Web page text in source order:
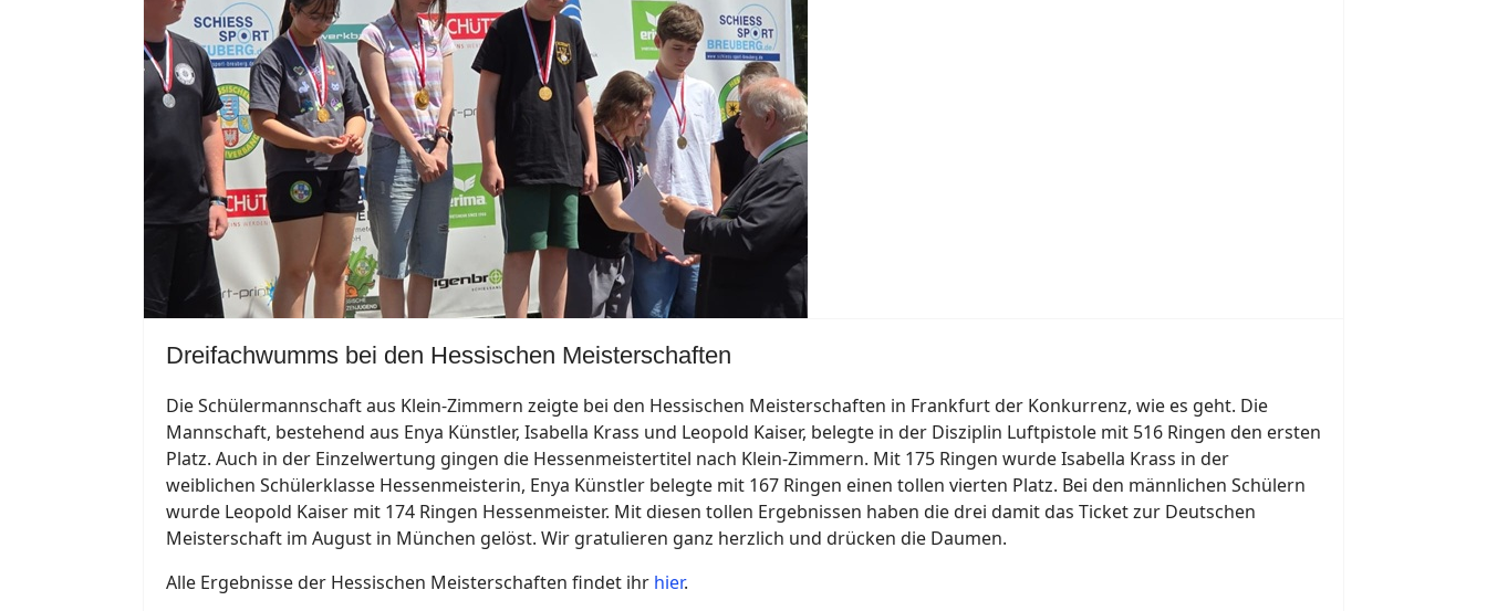
Dreifachwumms bei den Hessischen Meisterschaften
Die Schülermannschaft aus Klein-Zimmern zeigte bei den Hessischen Meisterschaften in Frankfurt der Konkurrenz, wie es geht. Die
Mannschaft, bestehend aus Enya Künstler, Isabella Krass und Leopold Kaiser, belegte in der Disziplin Luftpistole mit 516 Ringen den ersten
Platz. Auch in der Einzelwertung gingen die Hessenmeistertitel nach Klein-Zimmern. Mit 175 Ringen wurde Isabella Krass in der
weiblichen Schülerklasse Hessenmeisterin, Enya Künstler belegte mit 167 Ringen einen tollen vierten Platz. Bei den männlichen Schülern
wurde Leopold Kaiser mit 174 Ringen Hessenmeister. Mit diesen tollen Ergebnissen haben die drei damit das Ticket zur Deutschen
Meisterschaft im August in München gelöst. Wir gratulieren ganz herzlich und drücken die Daumen.
Alle Ergebnisse der Hessischen Meisterschaften findet ihr hier.